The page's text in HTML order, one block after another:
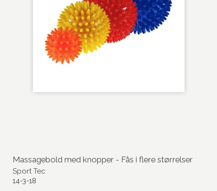
Massagebold med knopper - Fås i flere størrelser
Sport Tec
14-3-18